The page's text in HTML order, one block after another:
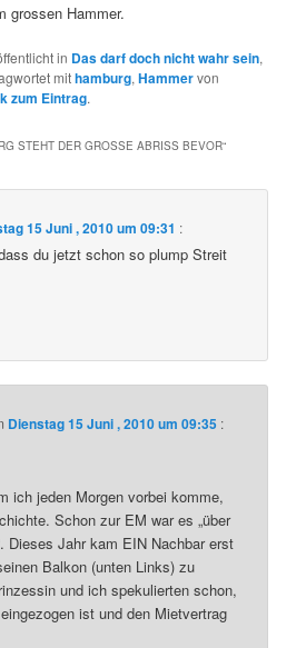
grossen Hammer.
in Das darf doch nicht wahr sein,
mithamburg,Hammervon
zum Eintrag.
STEHT DER GROSSE ABRISS BEVOR“
15 Juni , 2010 um 09:31 :
du jetzt schon so plump Streit
Dienstag 15 Juni , 2010 um 09:35 :
ich jeden Morgen vorbei komme,
Schon zur EM war es „über
Dieses Jahr kam EIN Nachbar erst
Balkon (unten Links) zu
und ich spekulierten schon,
ist und den Mietvertrag